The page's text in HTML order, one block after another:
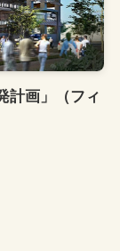
計画」（フィ